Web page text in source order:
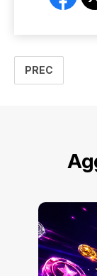
PREC